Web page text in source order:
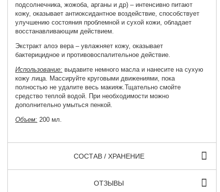
подсолнечника, жожоба, арганы и др) – интенсивно питают
кожу, оказывает антиоксидантное воздействие, способствует
улучшению состояния проблемной и сухой кожи, обладает
восстанавливающим действием.
Экстракт алоэ вера – увлажняет кожу, оказывает
бактерицидное и противовоспалительное действие.
Использование: выдавите немного масла и нанесите на сухую
кожу лица. Массируйте круговыми движениями, пока
полностью не удалите весь макияж.Тщательно смойте
средство теплой водой. При необходимости можно
дополнительно умыться пенкой.
Объем: 200 мл.
СОСТАВ / ХРАНЕНИЕ
ОТЗЫВЫ